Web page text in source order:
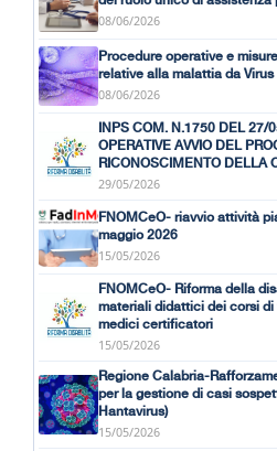
08/06/2026
Procedure operative e
relative alla malattia da Virus
08/06/2026
INPS COM. N.1750 DEL 27/
OPERATIVE AVVIO DEL
RICONOSCIMENTO DELLA
29/05/2026
FNOMCeO- riavvio attività
maggio 2026
15/05/2026
FNOMCeO- Riforma della
materiali didattici dei corsi
medici certificatori
15/05/2026
Regione Calabria-
per la gestione di casi
Hantavirus)
15/05/2026